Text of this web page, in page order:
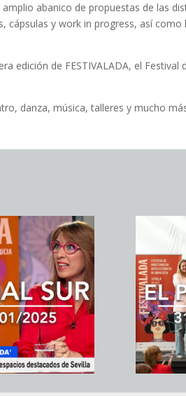
abanico de propuestas de las
cápsulas y work in progress, así
edición de FESTIVALADA, el Festival
danza, música, talleres y mucho